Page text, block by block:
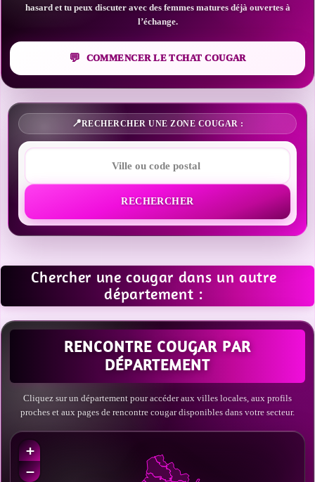
hasard et tu peux discuter avec des femmes matures déjà ouvertes à
l’échange.
COMMENCER LE TCHAT COUGAR
RECHERCHER UNE ZONE COUGAR :
RECHERCHER
Chercher une cougar dans un autre
département :
RENCONTRE COUGAR PAR
DÉPARTEMENT
Cliquez sur un département pour accéder aux villes locales, aux profils
proches et aux pages de rencontre cougar disponibles dans votre secteur.
+
−